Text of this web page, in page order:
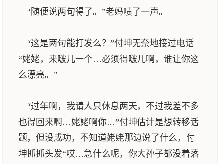
“随便说两句得了。”老妈啧了一声。
“这是两句能打发么？”付坤无奈地接过电话
“姥姥，来啵儿一个…必须得啵儿啊，谁让你这
么漂亮。”
“过年啊，我请人只休息两天，不过我差不多
也得回来啊…姥姥啊你…”付坤估计是想转移话
题，但没成功，不知道姥姥那边说了什么，付
坤抓抓头发“哎…急什么呢，你大孙子都没着落